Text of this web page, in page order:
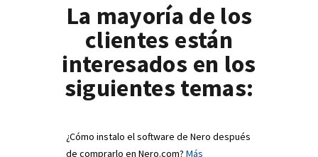
La mayoría de los
clientes están
interesados en los
siguientes temas:
¿Cómo instalo el software de Nero después
de comprarlo en Nero.com? Más